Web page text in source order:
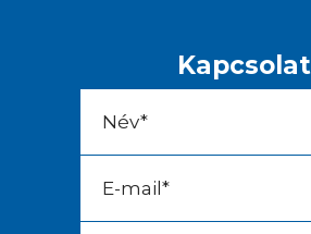
Kapcsolat